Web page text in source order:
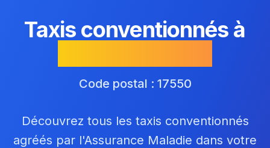
Taxis conventionnés à
Code postal : 17550
Découvrez tous les taxis conventionnés
agréés par l'Assurance Maladie dans votre